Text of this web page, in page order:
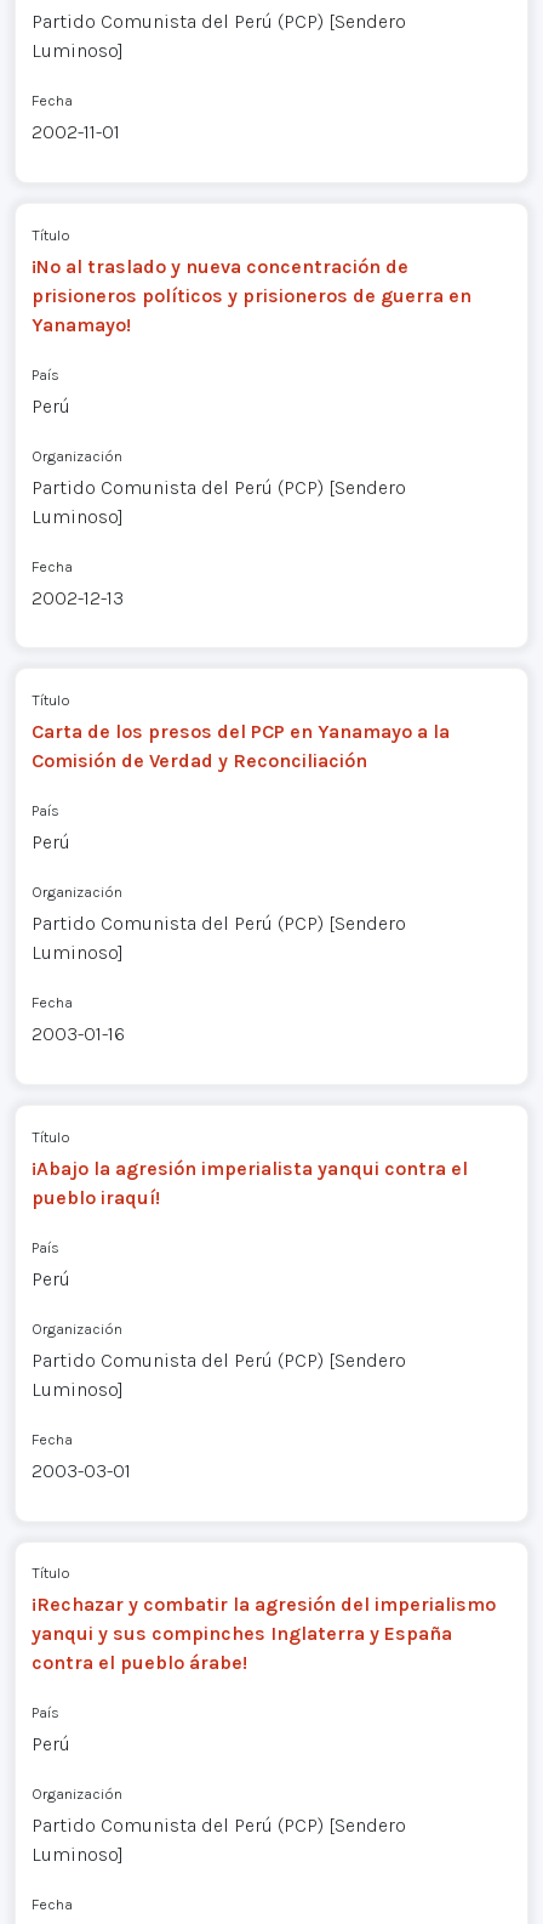
Partido Comunista del Perú (PCP) [Sendero
Luminoso]
Fecha
2002-11-01
Título
¡No al traslado y nueva concentración de
prisioneros políticos y prisioneros de guerra en
Yanamayo!
País
Perú
Organización
Partido Comunista del Perú (PCP) [Sendero
Luminoso]
Fecha
2002-12-13
Título
Carta de los presos del PCP en Yanamayo a la
Comisión de Verdad y Reconciliación
País
Perú
Organización
Partido Comunista del Perú (PCP) [Sendero
Luminoso]
Fecha
2003-01-16
Título
¡Abajo la agresión imperialista yanqui contra el
pueblo iraquí!
País
Perú
Organización
Partido Comunista del Perú (PCP) [Sendero
Luminoso]
Fecha
2003-03-01
Título
¡Rechazar y combatir la agresión del imperialismo
yanqui y sus compinches Inglaterra y España
contra el pueblo árabe!
País
Perú
Organización
Partido Comunista del Perú (PCP) [Sendero
Luminoso]
Fecha